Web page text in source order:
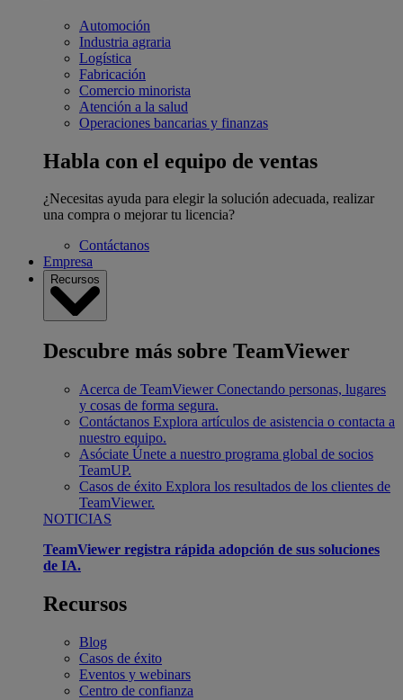
Automoción
Industria agraria
Logística
Fabricación
Comercio minorista
Atención a la salud
Operaciones bancarias y finanzas
Habla con el equipo de ventas
¿Necesitas ayuda para elegir la solución adecuada, realizar
una compra o mejorar tu licencia?
Contáctanos
Empresa
Recursos
Descubre más sobre TeamViewer
Acerca de TeamViewer Conectando personas, lugares
y cosas de forma segura.
Contáctanos Explora artículos de asistencia o contacta a
nuestro equipo.
Asóciate Únete a nuestro programa global de socios
TeamUP.
Casos de éxito Explora los resultados de los clientes de
TeamViewer.
NOTICIAS
TeamViewer registra rápida adopción de sus soluciones
de IA.
Recursos
Blog
Casos de éxito
Eventos y webinars
Centro de confianza